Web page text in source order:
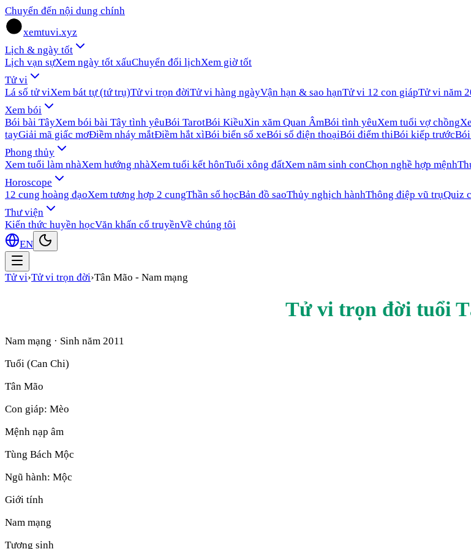
Chuyển đến nội dung chính
xemtuvi.xyz
Lịch & ngày tốt
Lịch vạn sựXem ngày tốt xấuChuyển đổi lịchXem giờ tốt
Tử vi
Lá số tử viXem bát tự (tứ trụ)Tử vi trọn đờiTử vi hàng ngàyVận hạn & sao hạnTử vi 12 con giápTử vi năm
Xem bói
Bói bài TâyXem bói bài Tây tình yêuBói TarotBói KiềuXin xăm Quan ÂmBói tình yêuXem tuổi vợ chồng
tayGiải mã giấc mơĐiềm nháy mắtĐiềm hắt xìBói biển số xeBói số điện thoạiBói điểm thiBói kiếp trước
Phong thủy
Xem tuổi làm nhàXem hướng nhàXem tuổi kết hônTuổi xông đấtXem năm sinh conChọn nghề hợp mệnh
Horoscope
12 cung hoàng đạoXem tương hợp 2 cungThần số họcBản đồ saoThủy nghịch hànhThông điệp vũ trụQuiz
Thư viện
Kiến thức huyền họcVăn khấn cổ truyềnVề chúng tôi
EN
Tử vi›Tử vi trọn đời›Tân Mão - Nam mạng
Tử vi trọn đời tuổi
Nam mạng · Sinh năm 2011
Tuổi (Can Chi)
Tân Mão
Con giáp: Mèo
Mệnh nạp âm
Tùng Bách Mộc
Ngũ hành: Mộc
Giới tính
Nam mạng
Tương sinh